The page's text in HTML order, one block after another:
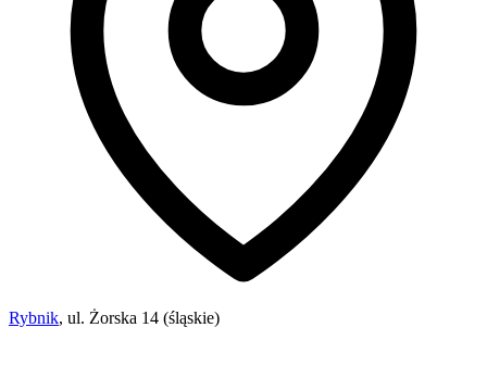
Rybnik, ul. Żorska 14 (śląskie)